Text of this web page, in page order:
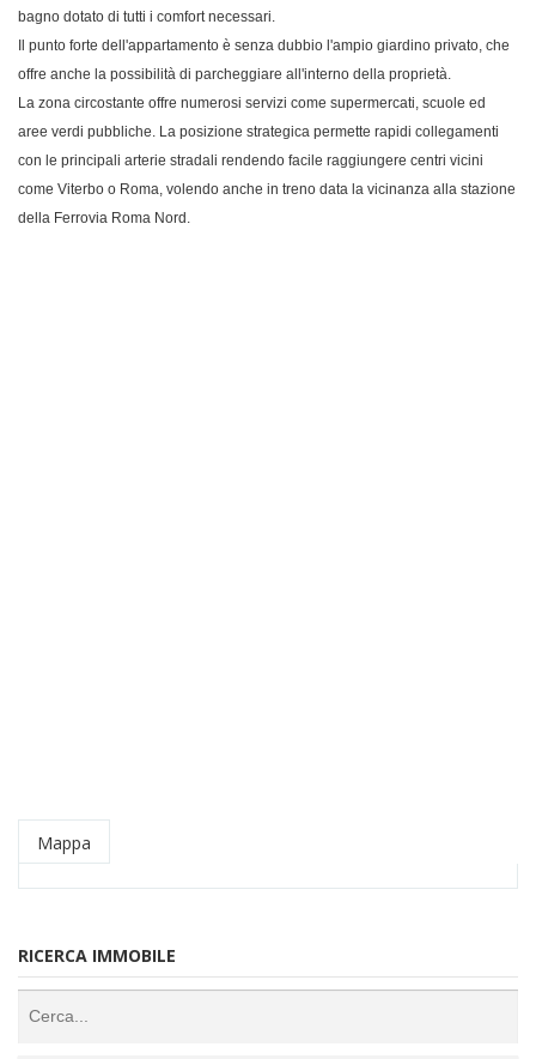
bagno dotato di tutti i comfort necessari.
Il punto forte dell'appartamento è senza dubbio l'ampio giardino privato, che
offre anche la possibilità di parcheggiare all'interno della proprietà.
La zona circostante offre numerosi servizi come supermercati, scuole ed
aree verdi pubbliche. La posizione strategica permette rapidi collegamenti
con le principali arterie stradali rendendo facile raggiungere centri vicini
come Viterbo o Roma, volendo anche in treno data la vicinanza alla stazione
della Ferrovia Roma Nord.
Mappa
RICERCA IMMOBILE